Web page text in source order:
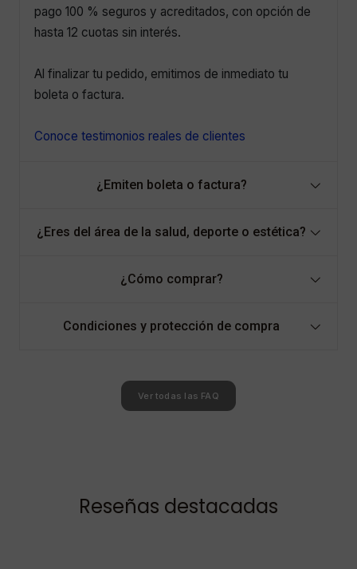
pago 100 % seguros y acreditados, con opción de
hasta 12 cuotas sin interés.
Al finalizar tu pedido, emitimos de inmediato tu
boleta o factura.
Conoce testimonios reales de clientes
¿Emiten boleta o factura?
¿Eres del área de la salud, deporte o estética?
¿Cómo comprar?
Condiciones y protección de compra
Ver todas las FAQ
Reseñas destacadas